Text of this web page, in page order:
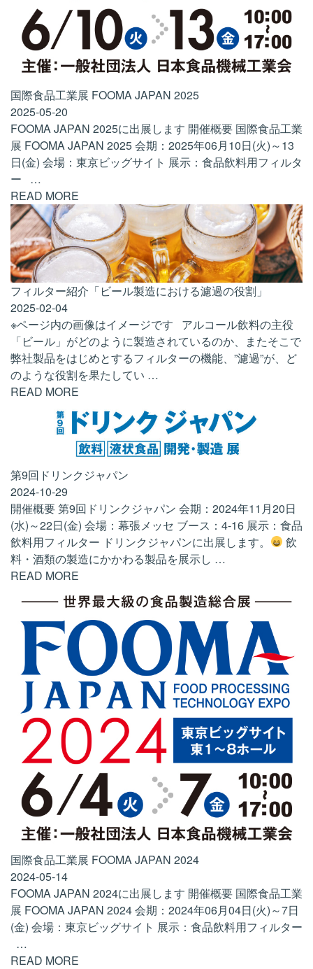
国際食品工業展 FOOMA JAPAN 2025
2025-05-20
FOOMA JAPAN 2025に出展します 開催概要 国際食品工業
展 FOOMA JAPAN 2025 会期：2025年06月10日(火)～13
日(金) 会場：東京ビッグサイト 展示：食品飲料用フィルタ
ー …
READ MORE
フィルター紹介「ビール製造における濾過の役割」
2025-02-04
※ページ内の画像はイメージです アルコール飲料の主役
「ビール」がどのように製造されているのか、またそこで
弊社製品をはじめとするフィルターの機能、”濾過”が、ど
のような役割を果たしてい …
READ MORE
第9回ドリンクジャパン
2024-10-29
開催概要 第9回ドリンクジャパン 会期：2024年11月20日
(水)～22日(金) 会場：幕張メッセ ブース：4-16 展示：食品
飲料用フィルター ドリンクジャパンに出展します。
飲
料・酒類の製造にかかわる製品を展示し …
READ MORE
国際食品工業展 FOOMA JAPAN 2024
2024-05-14
FOOMA JAPAN 2024に出展します 開催概要 国際食品工業
展 FOOMA JAPAN 2024 会期：2024年06月04日(火)～7日
(金) 会場：東京ビッグサイト 展示：食品飲料用フィルター
…
READ MORE